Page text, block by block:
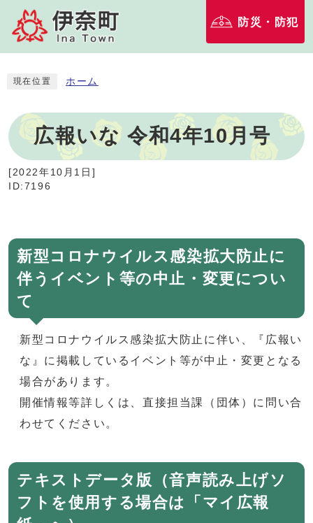
防災・防犯
現在位置 ホーム
広報いな 令和4年10月号
[2022年10月1日 ]
ID:7196
新型コロナウイルス感染拡大防止に
伴うイベント等の中止・変更につい
て
新型コロナウイルス感染拡大防止に伴い、『広報い
な』に掲載しているイベント等が中止・変更となる
場合があります。
開催情報等詳しくは、直接担当課（団体）に問い合
わせてください。
テキストデータ版（音声読み上げソ
フトを使用する場合は「マイ広報